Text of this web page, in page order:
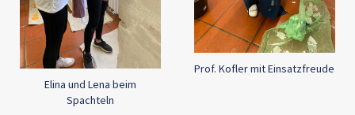
Prof. Kofler mit Einsatzfreude
Elina und Lena beim
Spachteln